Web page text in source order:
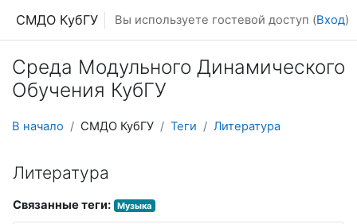
СМДО КубГУ Вы используете гостевой доступ (Вход)
Среда Модульного Динамического
Обучения КубГУ
В начало СМДО КубГУ Теги Литература
Литература
Связанные теги: Музыка